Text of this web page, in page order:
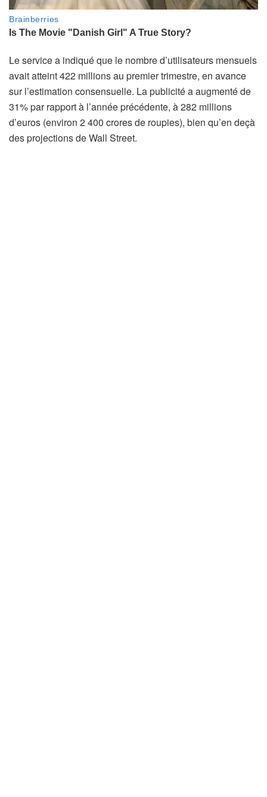
Le service a indiqué que le nombre d’utilisateurs mensuels
avait atteint 422 millions au premier trimestre, en avance
sur l’estimation consensuelle. La publicité a augmenté de
31% par rapport à l’année précédente, à 282 millions
d’euros (environ 2 400 crores de roupies), bien qu’en deçà
des projections de Wall Street.